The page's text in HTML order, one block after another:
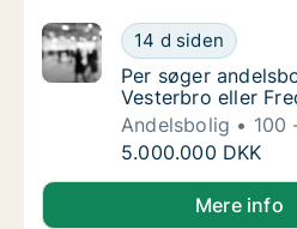
Per søger
14 d siden
Per søger
Per søger
Vesterbro eller
Andelsbolig
100
Per søger
5.000.000 DKK
Per søger andelsbolig i
Mere info